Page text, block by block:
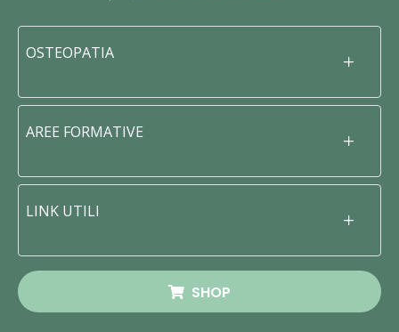
OSTEOPATIA
AREE FORMATIVE
LINK UTILI
SHOP